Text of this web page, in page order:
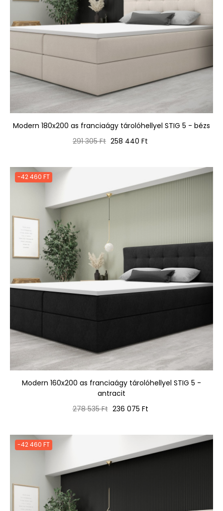
Modern 180x200 as franciaágy tárolóhellyel STIG 5 - bézs
Normál
291 305 Ft Ár
258 440 Ft
-42 460 FT
Modern 160x200 as franciaágy tárolóhellyel STIG 5 -
antracit
Normál
278 535 Ft Ár
236 075 Ft
-42 460 FT